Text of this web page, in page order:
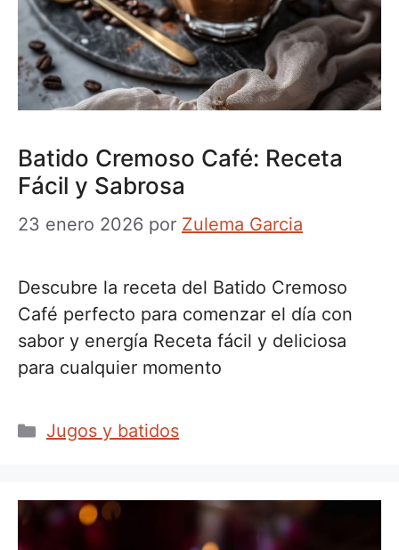
Batido Cremoso Café: Receta
Fácil y Sabrosa
23 enero 2026 por Zulema Garcia
Descubre la receta del Batido Cremoso
Café perfecto para comenzar el día con
sabor y energía Receta fácil y deliciosa
para cualquier momento
Categorías
Jugos y batidos